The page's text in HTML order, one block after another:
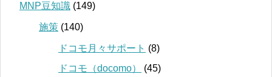
MNP豆知識 (149)
施策 (140)
ドコモ月々サポート (8)
ドコモ（docomo）
(45)